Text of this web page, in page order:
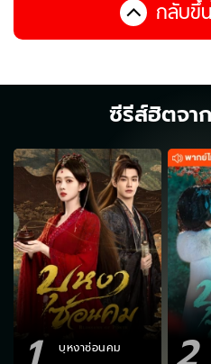
กลับขึ้
ซีรีส์ฮิตจาก
บุหงาซ่อนคม